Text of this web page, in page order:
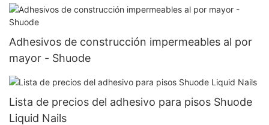
Adhesivos de construcción impermeables al por
mayor - Shuode
Lista de precios del adhesivo para pisos Shuode
Liquid Nails